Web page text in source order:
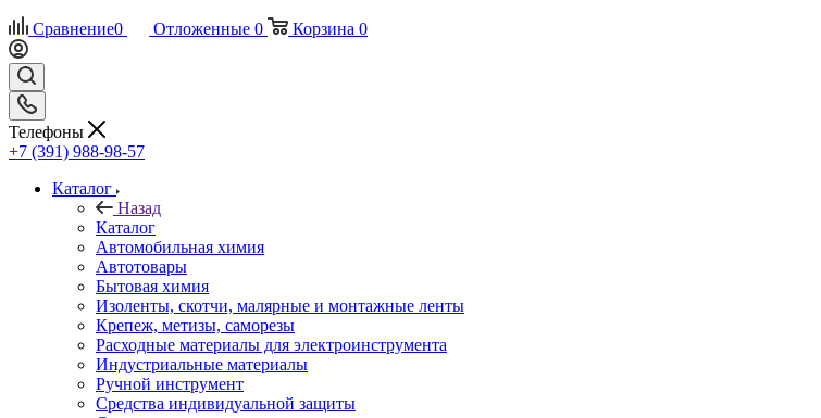
Сравнение0 Отложенные 0 Корзина 0
Телефоны
+7 (391) 988-98-57
Каталог
Назад
Каталог
Автомобильная химия
Автотовары
Бытовая химия
Изоленты, скотчи, малярные и монтажные ленты
Крепеж, метизы, саморезы
Расходные материалы для электроинструмента
Индустриальные материалы
Ручной инструмент
Средства индивидуальной защиты